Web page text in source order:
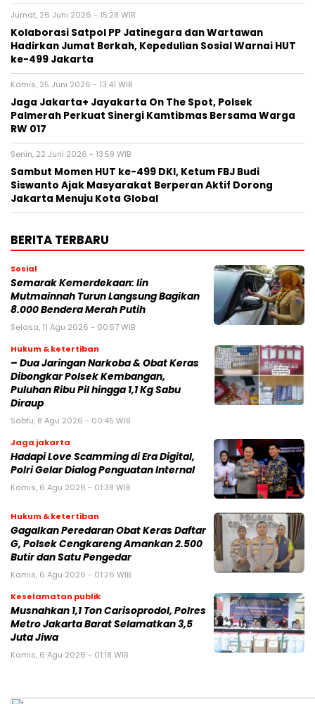
Jumat, 26 Juni 2026 - 15:28 WIB
Kolaborasi Satpol PP Jatinegara dan Wartawan
Hadirkan Jumat Berkah, Kepedulian Sosial Warnai HUT
ke-499 Jakarta
Kamis, 25 Juni 2026 - 13:41 WIB
Jaga Jakarta+ Jayakarta On The Spot, Polsek
Palmerah Perkuat Sinergi Kamtibmas Bersama Warga
RW 017
Senin, 22 Juni 2026 - 13:59 WIB
Sambut Momen HUT ke-499 DKI, Ketum FBJ Budi
Siswanto Ajak Masyarakat Berperan Aktif Dorong
Jakarta Menuju Kota Global
BERITA TERBARU
Sosial
Semarak Kemerdekaan: Iin
Mutmainnah Turun Langsung Bagikan
8.000 Bendera Merah Putih
Selasa, 11 Agu 2026 - 00:57 WIB
Hukum & ketertiban
– Dua Jaringan Narkoba & Obat Keras
Dibongkar Polsek Kembangan,
Puluhan Ribu Pil hingga 1,1 Kg Sabu
Diraup
Sabtu, 8 Agu 2026 - 00:45 WIB
Jaga jakarta
Hadapi Love Scamming di Era Digital,
Polri Gelar Dialog Penguatan Internal
Kamis, 6 Agu 2026 - 01:38 WIB
Hukum & ketertiban
Gagalkan Peredaran Obat Keras Daftar
G, Polsek Cengkareng Amankan 2.500
Butir dan Satu Pengedar
Kamis, 6 Agu 2026 - 01:26 WIB
Keselamatan publik
Musnahkan 1,1 Ton Carisoprodol, Polres
Metro Jakarta Barat Selamatkan 3,5
Juta Jiwa
Kamis, 6 Agu 2026 - 01:18 WIB